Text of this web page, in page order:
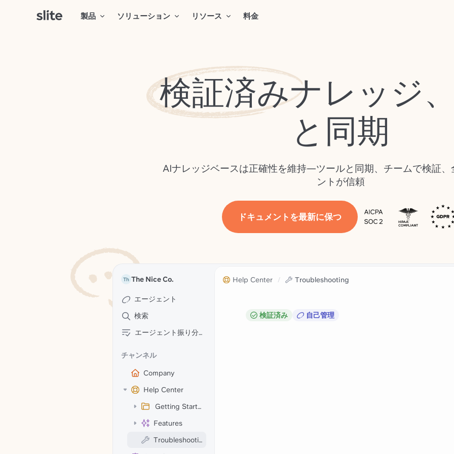
製品 ソリューション リソース 料金
検証済みナレッジ
と同期
AIナレッジベースは正確性を維持—ツールと同期、チームで検証、
ントが信頼
ドキュメントを最新に保つ
Th The Nice Co.
エージェント
検索
エージェント振り分け
チャンネル
Company
Help Center
Getting Started
Features
Troubleshooting
Help Center / Troubleshooting
検証済み 自己管理